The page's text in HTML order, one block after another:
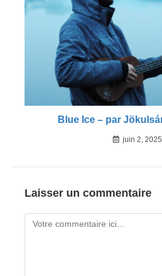
Blue Ice – par
juin 2, 2025
Laisser un commentaire
Comment